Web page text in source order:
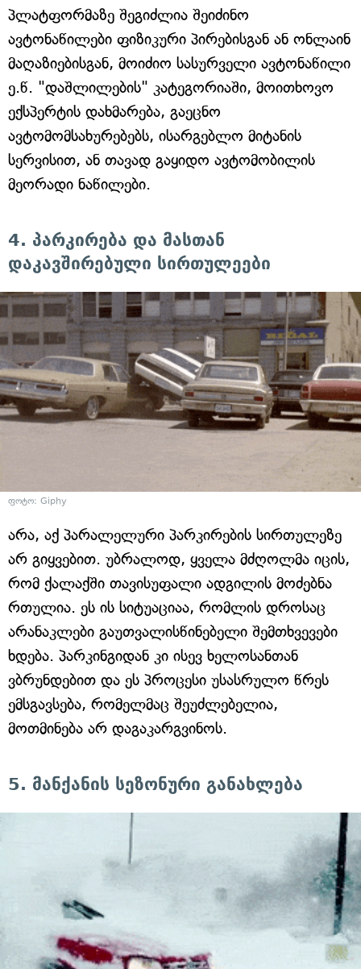
პლატფორმაზე შეგიძლია შეიძინო
ავტონაწილები ფიზიკური პირებისგან ან ონლაინ
მაღაზიებისგან, მოიძიო სასურველი ავტონაწილი
ე.წ. "დაშლილების" კატეგორიაში, მოითხოვო
ექსპერტის დახმარება, გაეცნო
ავტომომსახურებებს, ისარგებლო მიტანის
სერვისით, ან თავად გაყიდო ავტომობილის
მეორადი ნაწილები.
4. პარკირება და მასთან
დაკავშირებული სირთულეები
ფოტო: Giphy
არა, აქ პარალელური პარკირების სირთულეზე
არ გიყვებით. უბრალოდ, ყველა მძღოლმა იცის,
რომ ქალაქში თავისუფალი ადგილის მოძებნა
რთულია. ეს ის სიტუაციაა, რომლის დროსაც
არანაკლები გაუთვალისწინებელი შემთხვევები
ხდება. პარკინგიდან კი ისევ ხელოსანთან
ვბრუნდებით და ეს პროცესი უსასრულო წრეს
ემსგავსება, რომელმაც შეუძლებელია,
მოთმინება არ დაგაკარგვინოს.
5. მანქანის სეზონური განახლება